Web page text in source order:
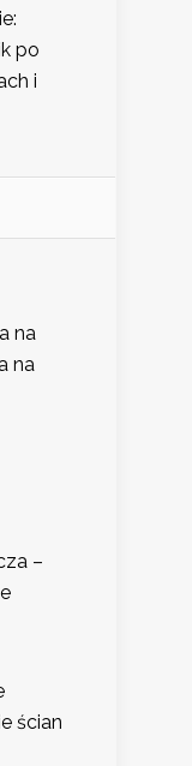
po
i
na
na
–
ścian